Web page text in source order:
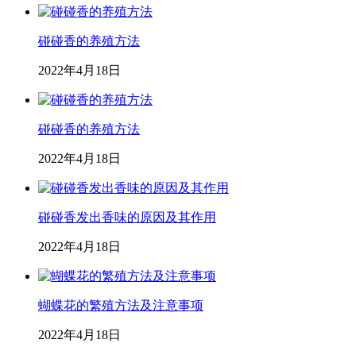
碰碰香的养殖方法
2022年4月18日
碰碰香的养殖方法
2022年4月18日
碰碰香发出香味的原因及其作用
2022年4月18日
蝴蝶花的繁殖方法及注意事项
2022年4月18日